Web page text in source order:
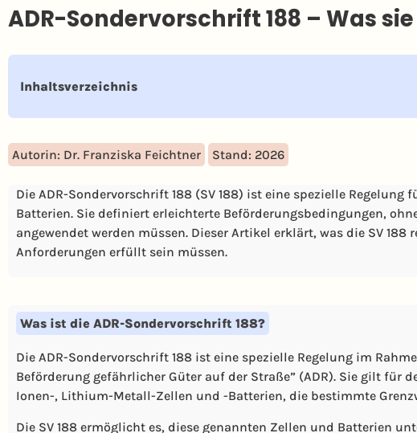
ADR-Sondervorschrift 188 – Was
Inhaltsverzeichnis
Autorin: Dr. Franziska Feichtner Stand: 2026
Die ADR-Sondervorschrift 188 (SV 188) ist eine spezielle
Batterien. Sie definiert erleichterte Beförderungsbedingungen,
angewendet werden müssen. Dieser Artikel erklärt, was die SV
Anforderungen erfüllt sein müssen.
Was ist die ADR-Sondervorschrift 188?
Die ADR-Sondervorschrift 188 ist eine spezielle Regelung im
Beförderung gefährlicher Güter auf der Straße” (ADR). Sie gilt für
Ionen-, Lithium-Metall-Zellen und -Batterien, die bestimmte
Die SV 188 ermöglicht es, diese genannten Zellen und Batterien